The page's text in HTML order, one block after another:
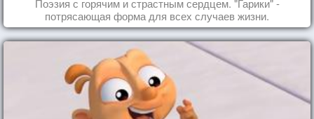
Поэзия с горячим и страстным сердцем. "Гарики" -
потрясающая форма для всех случаев жизни.